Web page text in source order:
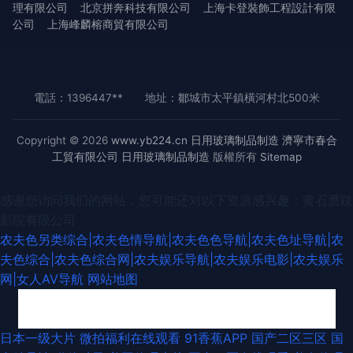
理有限公司 北京拼奔科技有限公司
上海卡登裝飾工程設計有限
公司
上海峰麟榕商貿有限公司
電話：1396447** 地址：鄒城市太平鎮橫河村北500米
Copyright © 2026 www.yb224.cn 日用玻璃制品制造 濟寧市春合
工貿有限公司 日用玻璃制品制造 版權所有 Sitemap
农夫色另类综合|农夫色情导航|农夫色色导航|农夫色址导航|农
夫色综合|农夫色综合网|农夫娱乐导航|农夫娱乐电影|农夫娱乐
网|女人AV导航 网站地图
精品八区 国产一卡二卡免费观 婷婷蜜桃婷婷伊人 国产精品福利探花 手机看
日本一级大片 微拍福利在线观看 91香蕉APP 国产二区三区 国